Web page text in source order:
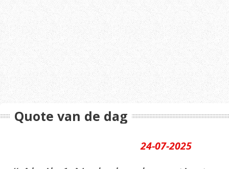
Quote van de dag
24-07-2025